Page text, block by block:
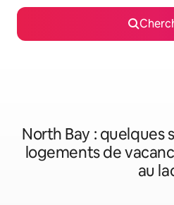
North Bay : quelques
logements de
au